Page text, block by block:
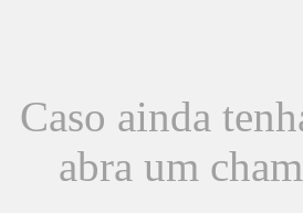
Caso ainda
abra um